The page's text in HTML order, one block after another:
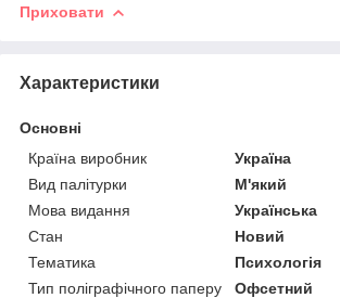
Приховати
Характеристики
Основні
Країна виробник
Україна
Вид палітурки
М'який
Мова видання
Українська
Стан
Новий
Тематика
Психологія
Тип поліграфічного паперу
Офсетний